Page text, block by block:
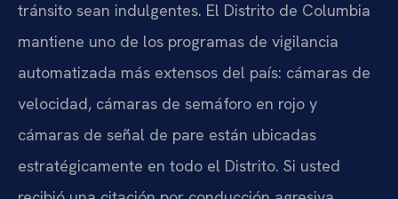
tránsito sean indulgentes. El Distrito de Columbia
mantiene uno de los programas de vigilancia
automatizada más extensos del país: cámaras de
velocidad, cámaras de semáforo en rojo y
cámaras de señal de pare están ubicadas
estratégicamente en todo el Distrito. Si usted